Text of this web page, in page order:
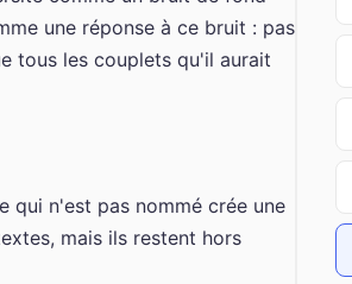
une réponse à ce bruit : pas
tous les couplets qu'il aurait
qui n'est pas nommé crée une
mais ils restent hors